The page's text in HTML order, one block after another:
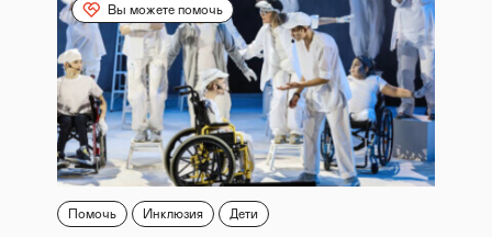
Вы можете помочь
Помочь Инклюзия Дети